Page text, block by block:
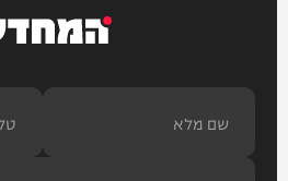
המחדש